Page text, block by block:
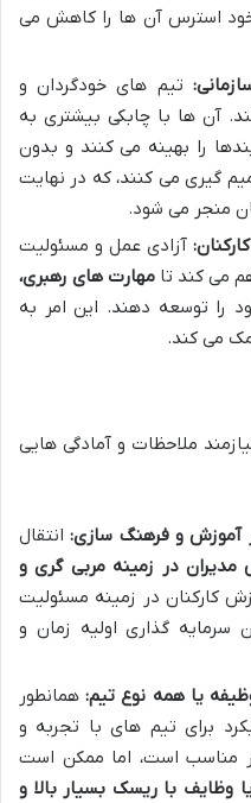
خود استرس آن ها را کاهش می
تیم های خودگردان و
آن ها با چابکی بیشتری به
را بهینه می کنند و بدون
گیری می کنند، که در نهایت
منجر می شود.
آزادی عمل و مسئولیت
می کند تا مهارت های رهبری،
را توسعه دهند. این امر به
می کند.
ملاحظات و آمادگی هایی
آموزش و فرهنگ سازی:انتقال
مدیران در زمینه مربی گری و
کارکنان در زمینه مسئولیت
سرمایه گذاری اولیه زمان و
یا همه نوع تیم:همانطور
برای تیم های با تجربه و
مناسب است، اما ممکن است
وظایف با ریسک بسیار بالا و